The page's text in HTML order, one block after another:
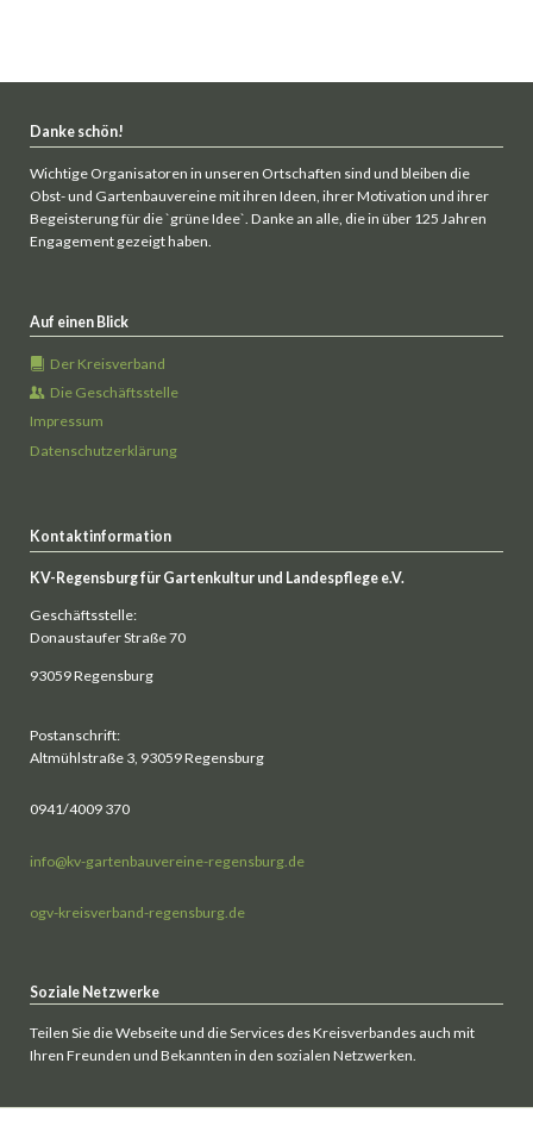
Danke schön!
Wichtige Organisatoren in unseren Ortschaften sind und bleiben die
Obst- und Gartenbauvereine mit ihren Ideen, ihrer Motivation und ihrer
Begeisterung für die `grüne Idee`. Danke an alle, die in über 125 Jahren
Engagement gezeigt haben.
Auf einen Blick
Der Kreisverband
Die Geschäftsstelle
Impressum
Datenschutzerklärung
Kontaktinformation
KV-Regensburg für Gartenkultur und Landespflege e.V.
Geschäftsstelle:
Donaustaufer Straße 70
93059 Regensburg
Postanschrift:
Altmühlstraße 3, 93059 Regensburg
0941/4009 370
info@kv-gartenbauvereine-regensburg.de
ogv-kreisverband-regensburg.de
Soziale Netzwerke
Teilen Sie die Webseite und die Services des Kreisverbandes auch mit
Ihren Freunden und Bekannten in den sozialen Netzwerken.